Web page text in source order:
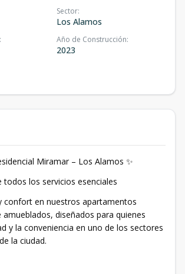
Sector:
Los Alamos
: Año de Construcción:
2023
Miramar – Los Alamos ✨
todos los servicios esenciales
confort en nuestros apartamentos
diseñados para quienes
y la conveniencia en uno de los sectores
la ciudad.